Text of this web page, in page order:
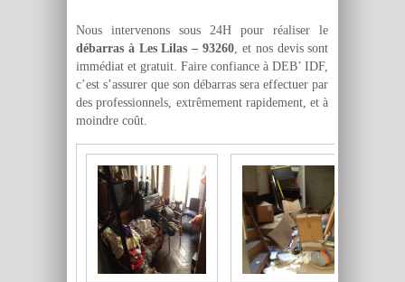
Nous intervenons sous 24H pour réaliser le
débarras à Les Lilas – 93260, et nos devis sont
immédiat et gratuit. Faire confiance à DEB’ IDF,
c’est s’assurer que son débarras sera effectuer par
des professionnels, extrêmement rapidement, et à
moindre coût.